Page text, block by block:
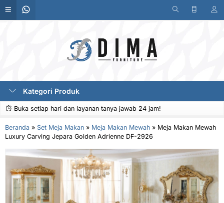
Kategori Produk
Buka setiap hari dan layanan tanya jawab 24 jam!
Beranda » Set Meja Makan » Meja Makan Mewah » Meja Makan Mewah
Luxury Carving Jepara Golden Adrienne DF-2926